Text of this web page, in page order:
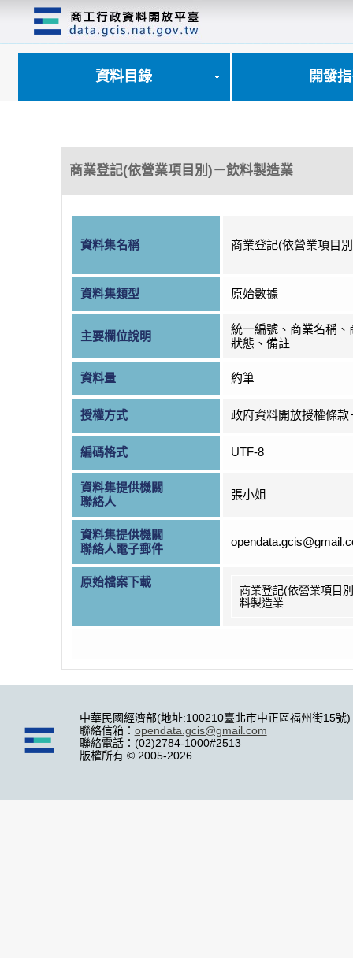
資料目錄 開發
商業登記(依營業項目別)－飲料製造業
資料集名稱 商業登記(依營業項目
資料集類型 原始數據
主要欄位說明
統一編號、商業名稱、
狀態、備註
資料量 約筆
授權方式 政府資料開放授權條款
編碼格式 UTF-8
資料集提供機關
聯絡人
張小姐
資料集提供機關
聯絡人電子郵件
原始檔案下載
商業登記(依營業項目
料製造業
中華民國經濟部(地址:100210臺北市中正區福州街15號)
聯絡信箱： opendata.gcis@gmail.com
聯絡電話：(02)2784-1000#2513
版權所有 © 2005-2026